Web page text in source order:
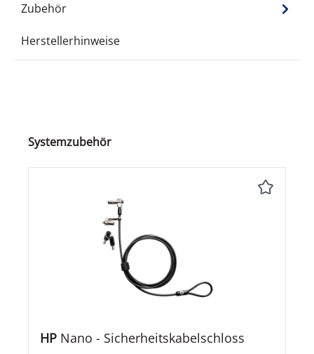
Zubehör
Herstellerhinweise
Produktgalerie überspringen
Systemzubehör
HP Nano - Sicherheitskabelschloss